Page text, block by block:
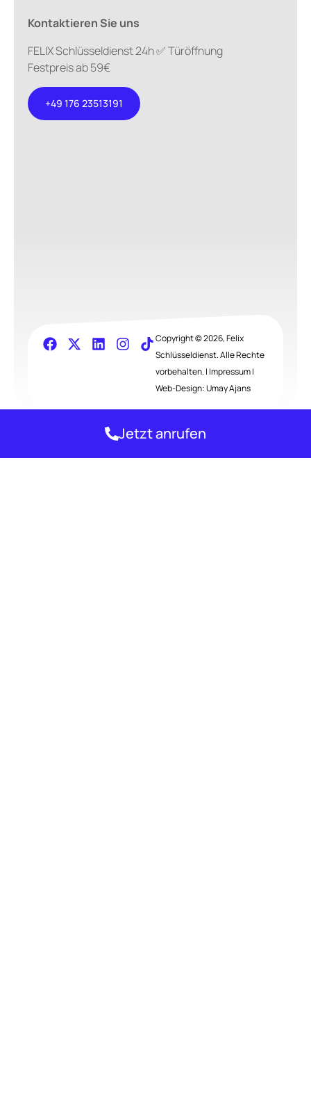
Kontaktieren Sie uns
FELIX Schlüsseldienst 24h ✅ Türöffnung
Festpreis ab 59€
+49 176 23513191
Copyright © 2026, Felix
Schlüsseldienst. Alle Rechte
vorbehalten. | Impressum|
Web-Design:Umay Ajans
Jetzt anrufen